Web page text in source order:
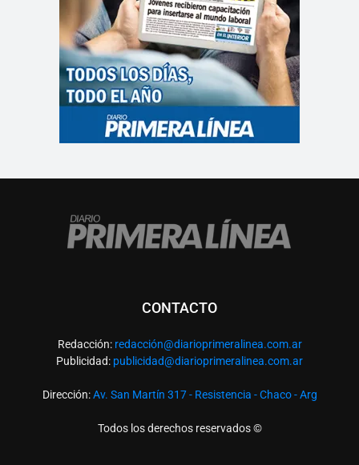
CONTACTO
Redacción: redacción@diarioprimeralinea.com.ar
Publicidad: publicidad@diarioprimeralinea.com.ar
Dirección:Av. San Martín 317 - Resistencia - Chaco - Arg
Todos los derechos reservados ©